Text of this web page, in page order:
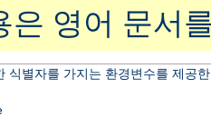
은 영어 문서
식별자를 가지는 환경변수를 제공